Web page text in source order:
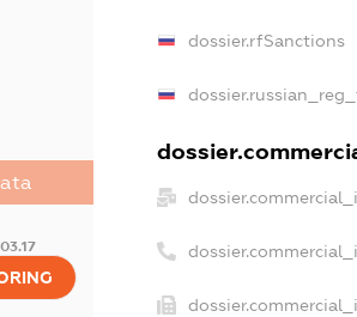
dossier.rfSanctions